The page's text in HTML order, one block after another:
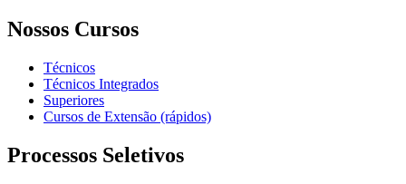
Nossos Cursos
Técnicos
Técnicos Integrados
Superiores
Cursos de Extensão (rápidos)
Processos Seletivos